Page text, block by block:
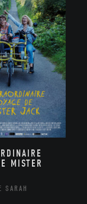
MISTER
SARAH